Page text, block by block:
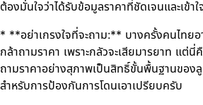
ต้องมั่นใจว่าได้รับข้อมูลราคาที่ชัดเจนและเข้
* **อย่าเกรงใจที่จะถาม:** บางครั้งคนไทยอ
กล้าถามราคา เพราะกลัวจะเสียมารยาท แต่
ถามราคาอย่างสุภาพเป็นสิทธิ์ขั้นพื้นฐานของลู
สำหรับการป้องกันการโดนเอาเปรียบครับ